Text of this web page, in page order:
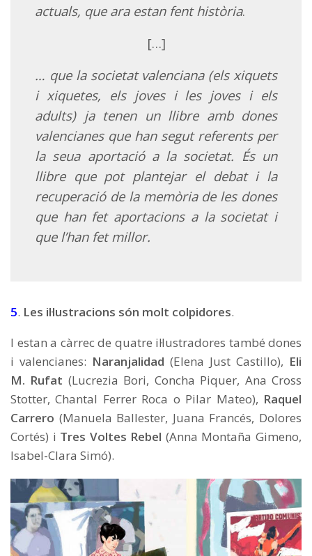
actuals, que ara estan fent història.
[…]
… que la societat valenciana (els xiquets
i xiquetes, els joves i les joves i els
adults) ja tenen un llibre amb dones
valencianes que han segut referents per
la seua aportació a la societat. És un
llibre que pot plantejar el debat i la
recuperació de la memòria de les dones
que han fet aportacions a la societat i
que l’han fet millor.
5. Les il·lustracions són molt colpidores.
I estan a càrrec de quatre il·lustradores també dones
i valencianes: Naranjalidad (Elena Just Castillo), Eli
M. Rufat (Lucrezia Bori, Concha Piquer, Ana Cross
Stotter, Chantal Ferrer Roca o Pilar Mateo), Raquel
Carrero (Manuela Ballester, Juana Francés, Dolores
Cortés) i Tres Voltes Rebel (Anna Montaña Gimeno,
Isabel-Clara Simó).